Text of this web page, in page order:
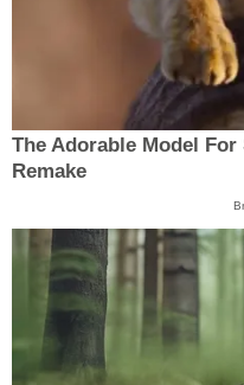
The Adorable Model
Remake